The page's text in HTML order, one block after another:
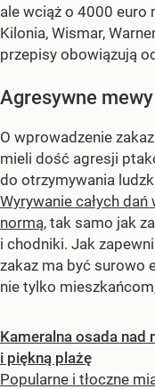
ale wciąż o 4000 euro
Kilonia, Wismar,
przepisy obowiązują
Agresywne
O wprowadzenie
mieli dość agresji
do otrzymywania
Wyrywanie całych
normą, tak samo jak
i chodniki. Jak
zakaz ma być surowo
nie tylko
Kameralna osada
i piękną plażę
Popularne i tłoczne